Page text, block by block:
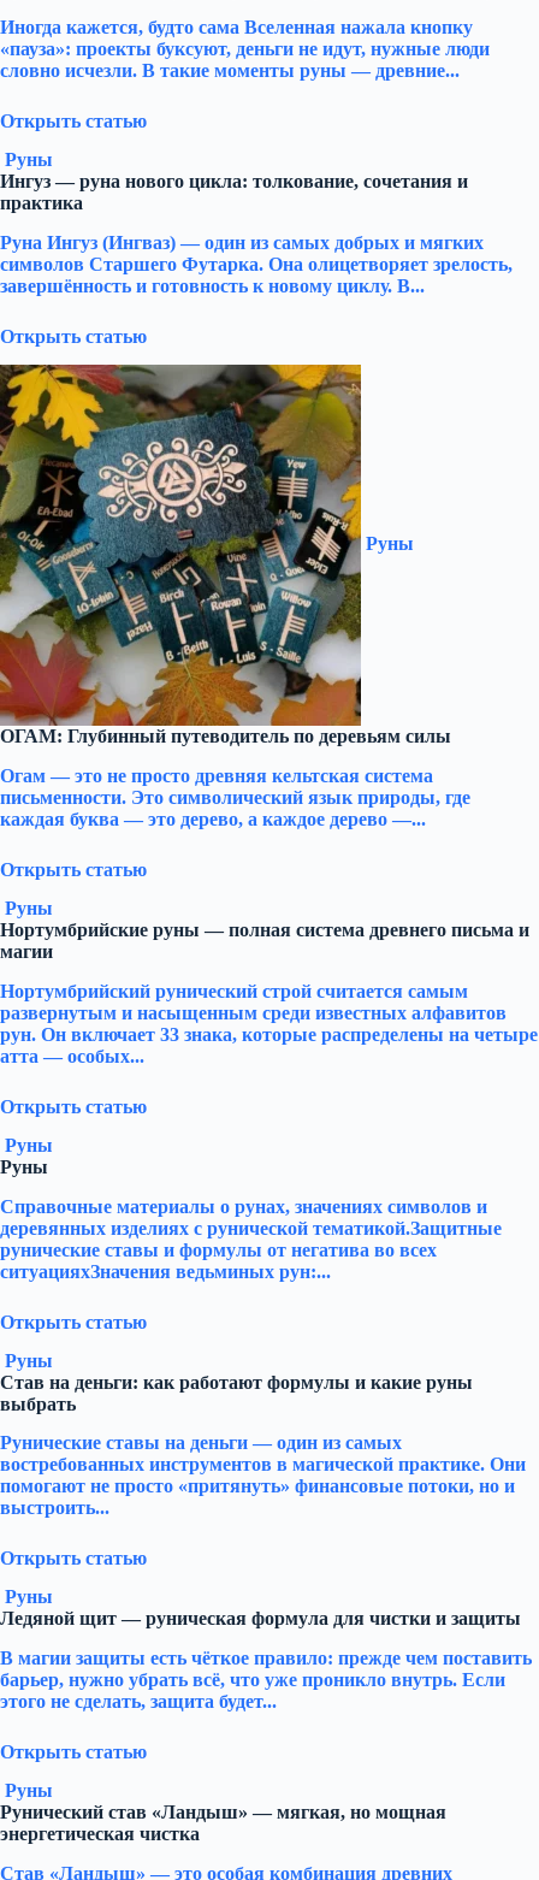
Иногда кажется, будто сама Вселенная нажала кнопку
«пауза»: проекты буксуют, деньги не идут, нужные люди
словно исчезли. В такие моменты руны — древние...
Открыть статью
Руны
Ингуз — руна нового цикла: толкование, сочетания и
практика
Руна Ингуз (Ингваз) — один из самых добрых и мягких
символов Старшего Футарка. Она олицетворяет зрелость,
завершённость и готовность к новому циклу. В...
Открыть статью
Руны
ОГАМ: Глубинный путеводитель по деревьям силы
Огам — это не просто древняя кельтская система
письменности. Это символический язык природы, где
каждая буква — это дерево, а каждое дерево —...
Открыть статью
Руны
Нортумбрийские руны — полная система древнего письма и
магии
Нортумбрийский рунический строй считается самым
развернутым и насыщенным среди известных алфавитов
рун. Он включает 33 знака, которые распределены на четыре
атта — особых...
Открыть статью
Руны
Руны
Справочные материалы о рунах, значениях символов и
деревянных изделиях с рунической тематикой.Защитные
рунические ставы и формулы от негатива во всех
ситуацияхЗначения ведьминых рун:...
Открыть статью
Руны
Став на деньги: как работают формулы и какие руны
выбрать
Рунические ставы на деньги — один из самых
востребованных инструментов в магической практике. Они
помогают не просто «притянуть» финансовые потоки, но и
выстроить...
Открыть статью
Руны
Ледяной щит — руническая формула для чистки и защиты
В магии защиты есть чёткое правило: прежде чем поставить
барьер, нужно убрать всё, что уже проникло внутрь. Если
этого не сделать, защита будет...
Открыть статью
Руны
Рунический став «Ландыш» — мягкая, но мощная
энергетическая чистка
Став «Ландыш» — это особая комбинация древних